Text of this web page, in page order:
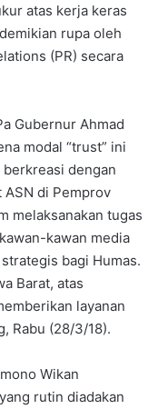
atas kerja keras
rupa oleh
(PR) secara
Gubernur Ahmad
modal “trust” ini
dengan
ASN di Pemprov
melaksanakan tugas
kawan media
bagi Humas.
Barat, atas
layanan
Rabu (28/3/18).
Wikan
rutin diadakan